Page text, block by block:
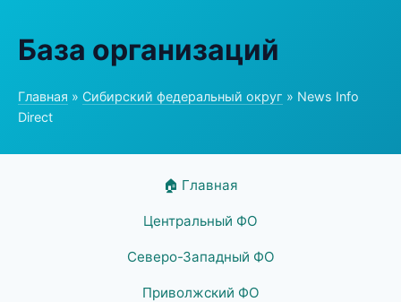
База организаций
Главная » Сибирский федеральный округ » News Info
Direct
🏠 Главная
Центральный ФО
Северо-Западный ФО
Приволжский ФО